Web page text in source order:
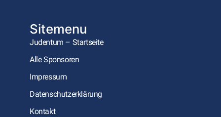
Sitemenu
Judentum – Startseite
Alle Sponsoren
Impressum
Datenschutzerklärung
Kontakt